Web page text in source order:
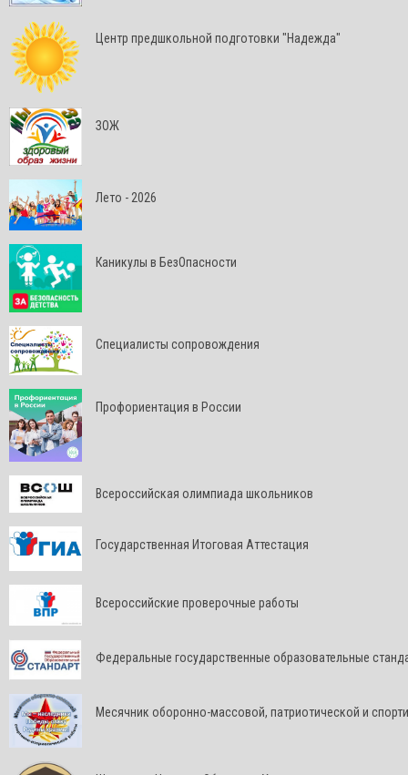
Центр предшкольной подготовки "Надежда"
ЗОЖ
Лето - 2026
Каникулы в БезОпасности
Специалисты сопровождения
Профориентация в России
Всероссийская олимпиада школьников
Государственная Итоговая Аттестация
Всероссийские проверочные работы
Федеральные государственные образовательные
Месячник оборонно-массовой, патриотической и